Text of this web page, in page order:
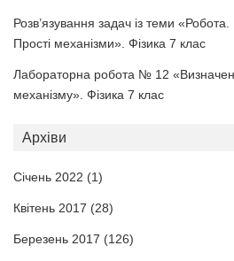
Розв’язування задач із теми «Робота.
Прості механізми». Фізика 7 клас
Лабораторна робота № 12
механізму». Фізика 7 клас
Архіви
Січень 2022 (1)
Квітень 2017 (28)
Березень 2017 (126)